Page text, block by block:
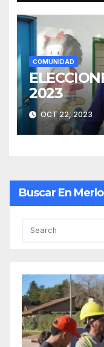
COMUNIDAD
2023
OCT 22, 2023
Buscar En